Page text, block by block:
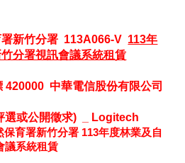
新竹分署 113A066-V 113年
分署視訊會議系統租賃
420000 中華電信股份有限公司
選或公開徵求) _ Logitech
育署新竹分署 113年度林業及自
議系統租賃